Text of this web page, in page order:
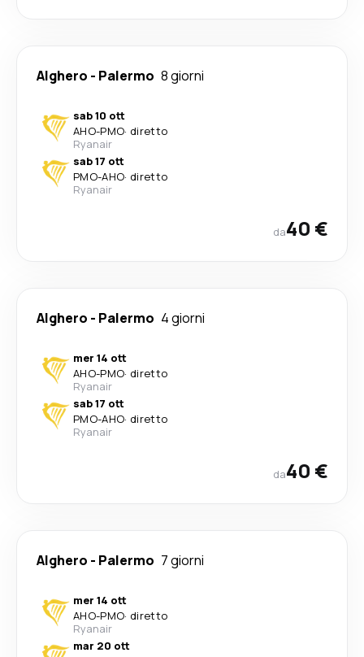
Alghero - Palermo 8 giorni
sab 10 ott
AHO-PMO· diretto
Ryanair
sab 17 ott
PMO-AHO· diretto
Ryanair
da40 €
Alghero - Palermo 4 giorni
mer 14 ott
AHO-PMO· diretto
Ryanair
sab 17 ott
PMO-AHO· diretto
Ryanair
da40 €
Alghero - Palermo 7 giorni
mer 14 ott
AHO-PMO· diretto
Ryanair
mar 20 ott